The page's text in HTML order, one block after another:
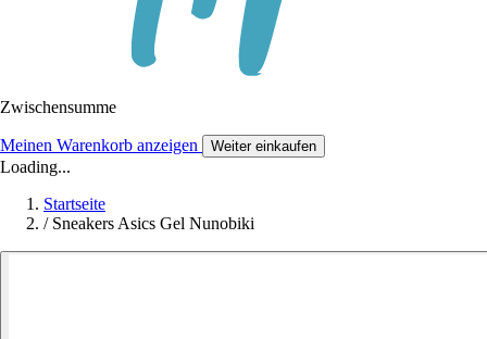
Zwischensumme
Meinen Warenkorb anzeigen Weiter einkaufen
Loading...
Startseite
/ Sneakers Asics Gel Nunobiki